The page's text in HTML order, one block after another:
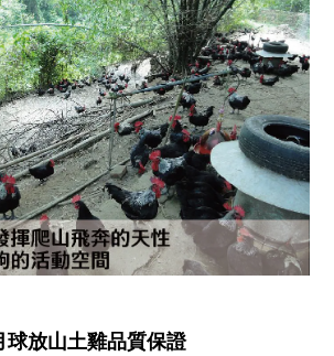
球放山土雞品質保證